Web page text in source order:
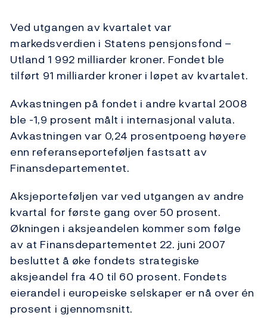
Ved utgangen av kvartalet var
markedsverdien i Statens pensjonsfond –
Utland 1 992 milliarder kroner. Fondet ble
tilført 91 milliarder kroner i løpet av kvartalet.
Avkastningen på fondet i andre kvartal 2008
ble -1,9 prosent målt i internasjonal valuta.
Avkastningen var 0,24 prosentpoeng høyere
enn referanseporteføljen fastsatt av
Finansdepartementet.
Aksjeporteføljen var ved utgangen av andre
kvartal for første gang over 50 prosent.
Økningen i aksjeandelen kommer som følge
av at Finansdepartementet 22. juni 2007
besluttet å øke fondets strategiske
aksjeandel fra 40 til 60 prosent. Fondets
eierandel i europeiske selskaper er nå over én
prosent i gjennomsnitt.